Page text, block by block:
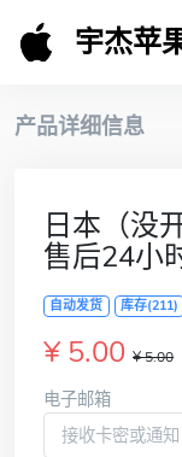
宇杰苹
产品详细信息
日本（没
售后24小
自动发货 库存(211)
¥ 5.00 ¥ 5.00
电子邮箱